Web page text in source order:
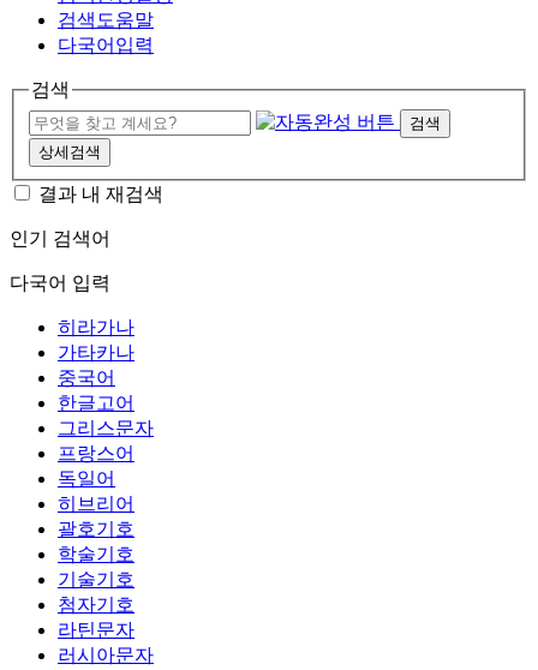
검색도움말
다국어입력
검색
검색
상세검색
결과 내 재검색
인기 검색어
다국어 입력
히라가나
가타카나
중국어
한글고어
그리스문자
프랑스어
독일어
히브리어
괄호기호
학술기호
기술기호
첨자기호
라틴문자
러시아문자